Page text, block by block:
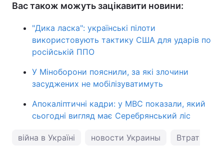
Вас також можуть зацікавити новини:
"Дика ласка": українські пілоти
використовують тактику США для ударів по
російській ППО
У Міноборони пояснили, за які злочини
засуджених не мобілізуватимуть
Апокаліптичні кадри: у МВС показали, який
сьогодні вигляд має Серебрянський ліс
війна в Україні новости Украины Втрати